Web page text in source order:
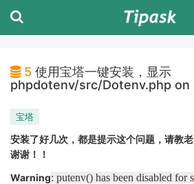
5 使用宝塔一键安装，显示
phpdotenv/src/Dotenv.php on
宝塔
安装了好几次，都是提示这个问题，请教
谢谢！！
Warning: putenv() has been disabled for